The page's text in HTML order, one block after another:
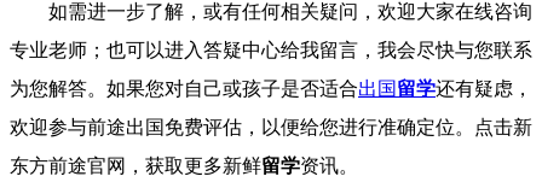
如需进一步了解，或有任何相关疑问，欢迎大家在线咨询
专业老师；也可以进入答疑中心给我留言，我会尽快与您联系
为您解答。如果您对自己或孩子是否适合出国留学还有疑虑，
欢迎参与前途出国免费评估，以便给您进行准确定位。点击新
东方前途官网，获取更多新鲜留学资讯。